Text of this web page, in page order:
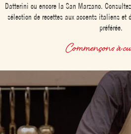
Datterini ou encore la San Marzano.
sélection de recettes aux accents italiens et
préférée.
Commençons à